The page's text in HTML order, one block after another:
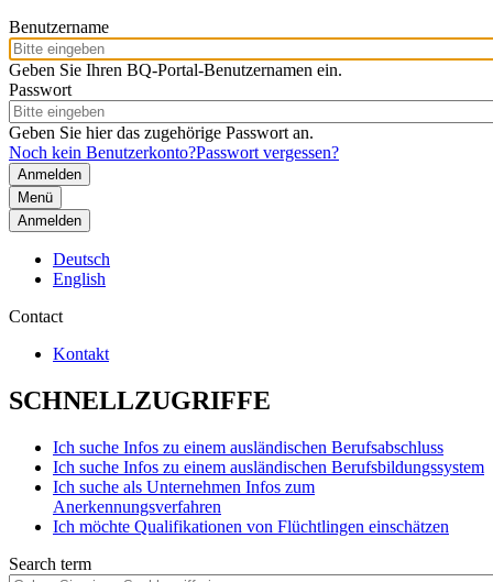
Benutzername
Geben Sie Ihren BQ-Portal-Benutzernamen ein.
Passwort
Geben Sie hier das zugehörige Passwort an.
Noch kein Benutzerkonto?Passwort vergessen?
Menü
Anmelden
Deutsch
English
Contact
Kontakt
SCHNELLZUGRIFFE
Ich suche Infos zu einem ausländischen Berufsabschluss
Ich suche Infos zu einem ausländischen Berufsbildungssystem
Ich suche als Unternehmen Infos zum
Anerkennungsverfahren
Ich möchte Qualifikationen von Flüchtlingen einschätzen
Search term